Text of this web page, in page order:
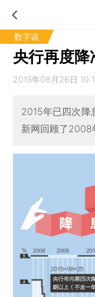
数字说
央行再度
2015年08月26日
2015年已四次降
新网回顾了2008